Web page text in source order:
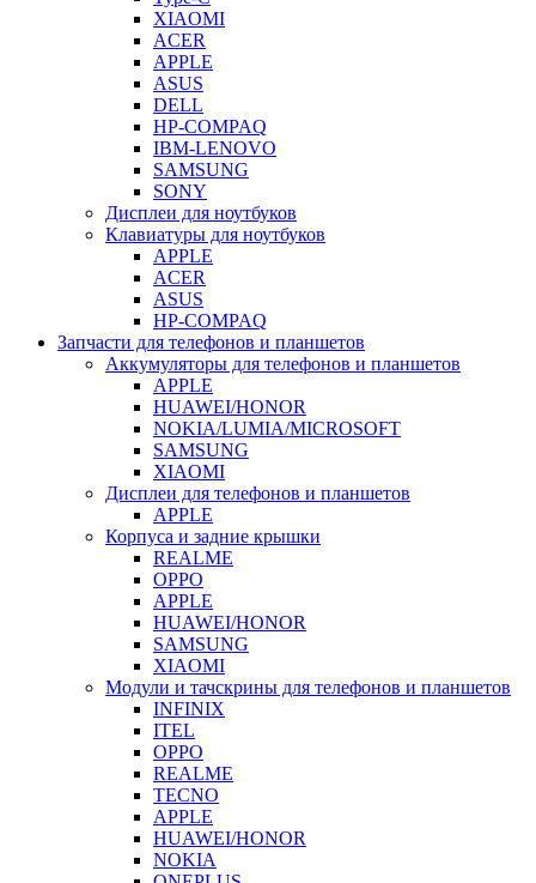
XIAOMI
ACER
APPLE
ASUS
DELL
HP-COMPAQ
IBM-LENOVO
SAMSUNG
SONY
Дисплеи для ноутбуков
Клавиатуры для ноутбуков
APPLE
ACER
ASUS
HP-COMPAQ
Запчасти для телефонов и планшетов
Аккумуляторы для телефонов и планшетов
APPLE
HUAWEI/HONOR
NOKIA/LUMIA/MICROSOFT
SAMSUNG
XIAOMI
Дисплеи для телефонов и планшетов
APPLE
Корпуса и задние крышки
REALME
OPPO
APPLE
HUAWEI/HONOR
SAMSUNG
XIAOMI
Модули и тачскрины для телефонов и планшетов
INFINIX
ITEL
OPPO
REALME
TECNO
APPLE
HUAWEI/HONOR
NOKIA